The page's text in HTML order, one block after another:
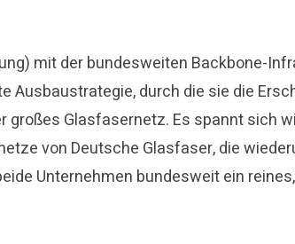
mit der bundesweiten Backbone-
durch die sie die
großes Glasfasernetz. Es spannt sich
von Deutsche Glasfaser, die
Unternehmen bundesweit ein